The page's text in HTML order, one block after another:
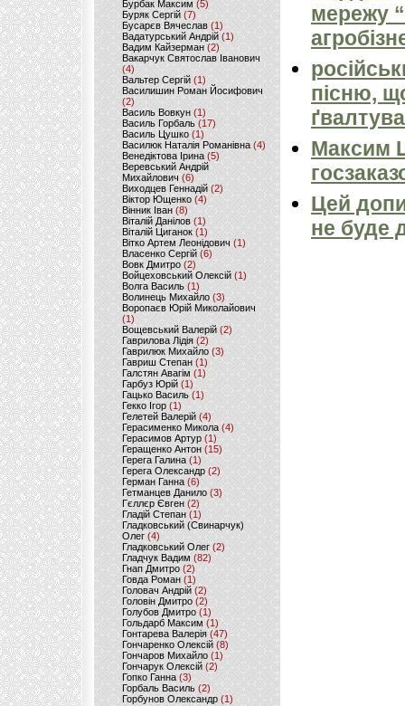
Бурбак Максим (5)
Буряк Сергій (7)
Бусарєв Вячеслав (1)
Вадатурський Андрій (1)
Вадим Кайзерман (2)
Вакарчук Святослав Іванович
(4)
Вальтер Сергій (1)
Василишин Роман Йосифович
(2)
Василь Вовкун (1)
Василь Горбаль (17)
Василь Цушко (1)
Василюк Наталія Романівна (4)
Венедіктова Ірина(5)
Веревський Андрій
Михайлович (6)
Виходцев Геннадій (2)
Віктор Ющенко (4)
Вінник Іван (8)
Віталій Данілов (1)
Віталій Циганок (1)
Вітко Артем Леонідович(1)
Власенко Сергій (6)
Вовк Дмитро(2)
Войцеховський Олексій(1)
Волга Василь (1)
Волинець Михайло (3)
Воропаєв Юрій Миколайович
(1)
Вощевський Валерій(2)
Гаврилова Лідія (2)
Гаврилюк Михайло (3)
Гавриш Степан (1)
Галстян Авагім (1)
Гарбуз Юрій (1)
Гацько Василь (1)
Гекко Ігор(1)
Гелетей Валерій (4)
Герасименко Микола (4)
Герасимов Артур (1)
Геращенко Антон(15)
Герега Галина (1)
Герега Олександр (2)
Герман Ганна (6)
Гетманцев Данило (3)
Гєллєр Євген (2)
Гладій Степан(1)
Гладковський (Свинарчук)
Олег (4)
Гладковський Олег (2)
Гладчук Вадим (82)
Гнап Дмитро (2)
Говда Роман(1)
Головач Андрій (2)
Головін Дмитро (2)
Голубов Дмитро (1)
Гольдарб Максим(1)
Гонтарева Валерія (47)
Гончаренко Олексій(8)
Гончаров Михайло (1)
Гончарук Олексій (2)
Гопко Ганна (3)
Горбаль Василь (2)
Горбунов Олександр (1)
мережу
пісню,
Максим
Цей
не буде